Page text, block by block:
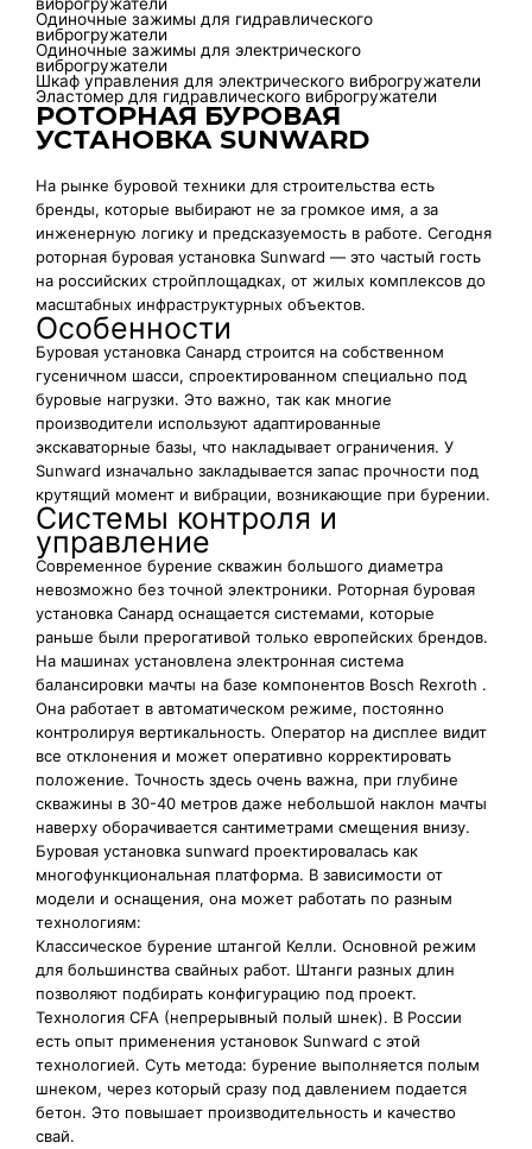
Одиночные зажимы для гидравлического
виброгружатели
Одиночные зажимы для электрического
виброгружатели
Шкаф управления для электрического виброгружатели
Эластомер для гидравлического виброгружатели
РОТОРНАЯ БУРОВАЯ
УСТАНОВКА SUNWARD
На рынке буровой техники для строительства есть
бренды, которые выбирают не за громкое имя, а за
инженерную логику и предсказуемость в работе. Сегодня
роторная буровая установка Sunward — это частый гость
на российских стройплощадках, от жилых комплексов до
масштабных инфраструктурных объектов.
Особенности
Буровая установка Санард строится на собственном
гусеничном шасси, спроектированном специально под
буровые нагрузки. Это важно, так как многие
производители используют адаптированные
экскаваторные базы, что накладывает ограничения. У
Sunward изначально закладывается запас прочности под
крутящий момент и вибрации, возникающие при бурении.
Системы контроля и
управление
Современное бурение скважин большого диаметра
невозможно без точной электроники. Роторная буровая
установка Санард оснащается системами, которые
раньше были прерогативой только европейских брендов.
На машинах установлена электронная система
балансировки мачты на базе компонентов Bosch Rexroth .
Она работает в автоматическом режиме, постоянно
контролируя вертикальность. Оператор на дисплее видит
все отклонения и может оперативно корректировать
положение. Точность здесь очень важна, при глубине
скважины в 30-40 метров даже небольшой наклон мачты
наверху оборачивается сантиметрами смещения внизу.
Буровая установка sunward проектировалась как
многофункциональная платформа. В зависимости от
модели и оснащения, она может работать по разным
технологиям:
Классическое бурение штангой Келли. Основной режим
для большинства свайных работ. Штанги разных длин
позволяют подбирать конфигурацию под проект.
Технология CFA (непрерывный полый шнек). В России
есть опыт применения установок Sunward с этой
технологией. Суть метода: бурение выполняется полым
шнеком, через который сразу под давлением подается
бетон. Это повышает производительность и качество
свай.